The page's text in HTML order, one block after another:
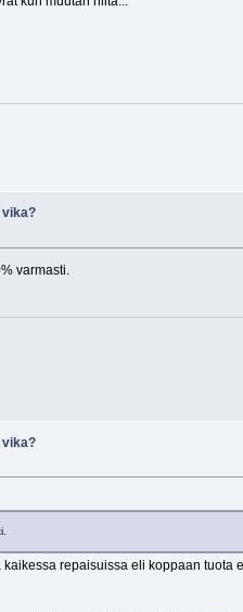
vika?
varmasti.
vika?
repaisuissa eli koppaan tuota